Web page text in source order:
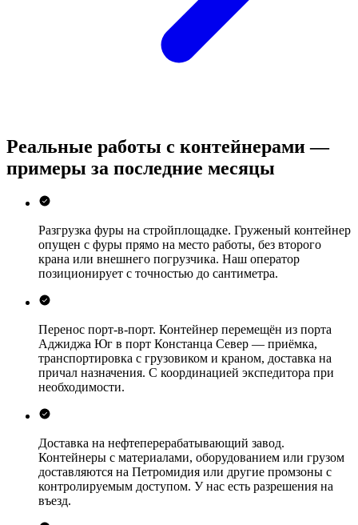
Реальные работы с контейнерами —
примеры за последние месяцы
Разгрузка фуры на стройплощадке. Груженый контейнер
опущен с фуры прямо на место работы, без второго
крана или внешнего погрузчика. Наш оператор
позиционирует с точностью до сантиметра.
Перенос порт-в-порт. Контейнер перемещён из порта
Аджиджа Юг в порт Констанца Север — приёмка,
транспортировка с грузовиком и краном, доставка на
причал назначения. С координацией экспедитора при
необходимости.
Доставка на нефтеперерабатывающий завод.
Контейнеры с материалами, оборудованием или грузом
доставляются на Петромидия или другие промзоны с
контролируемым доступом. У нас есть разрешения на
въезд.